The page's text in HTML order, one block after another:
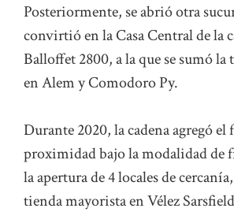
Posteriormente, se abrió otra
convirtió en la Casa Central de la
Balloffet 2800, a la que se sumó la
en Alem y Comodoro Py.
Durante 2020, la cadena agregó el
proximidad bajo la modalidad de
la apertura de 4 locales de
tienda mayorista en Vélez